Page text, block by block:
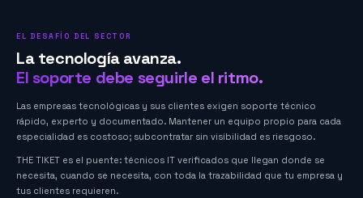
EL DESAFÍO DEL SECTOR
La tecnología avanza.
El soporte debe seguirle el ritmo.
Las empresas tecnológicas y sus clientes exigen soporte técnico
rápido, experto y documentado. Mantener un equipo propio para cada
especialidad es costoso; subcontratar sin visibilidad es riesgoso.
THE TIKET es el puente: técnicos IT verificados que llegan donde se
necesita, cuando se necesita, con toda la trazabilidad que tu empresa y
tus clientes requieren.